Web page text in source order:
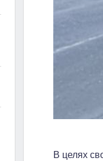
В целях